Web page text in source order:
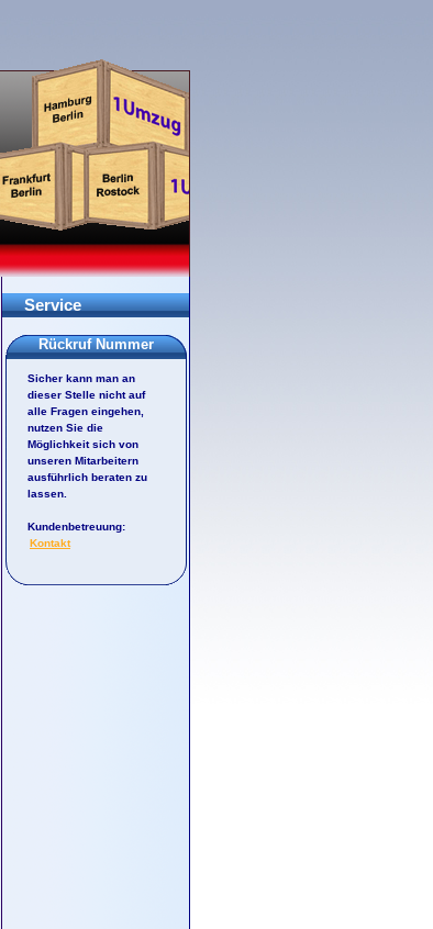
Service
Rückruf Nummer
Sicher kann man an
dieser Stelle nicht auf
alle Fragen eingehen,
nutzen Sie die
Möglichkeit sich von
unseren Mitarbeitern
ausführlich beraten zu
lassen.
Kundenbetreuung:
Kontakt